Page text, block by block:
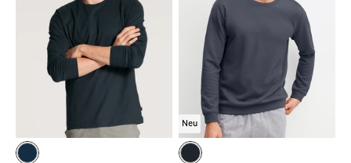
Neu